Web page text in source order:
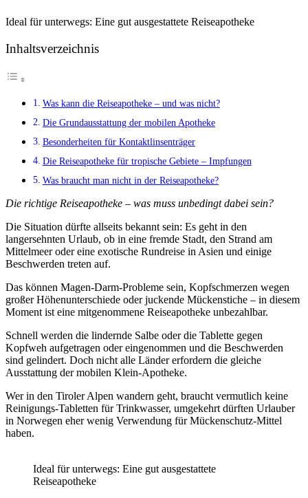
Ideal für unterwegs: Eine gut ausgestattete Reiseapotheke
Inhaltsverzeichnis
Was kann die Reiseapotheke – und was nicht?
Die Grundausstattung der mobilen Apotheke
Besonderheiten für Kontaktlinsenträger
Die Reiseapotheke für tropische Gebiete – Impfungen
Was braucht man nicht in der Reiseapotheke?
Die richtige Reiseapotheke – was muss unbedingt dabei sein?
Die Situation dürfte allseits bekannt sein: Es geht in den
langersehnten Urlaub, ob in eine fremde Stadt, den Strand am
Mittelmeer oder eine exotische Rundreise in Asien und einige
Beschwerden treten auf.
Das können Magen-Darm-Probleme sein, Kopfschmerzen wegen
großer Höhenunterschiede oder juckende Mückenstiche – in diesem
Moment ist eine mitgenommene Reiseapotheke unbezahlbar.
Schnell werden die lindernde Salbe oder die Tablette gegen
Kopfweh aufgetragen oder eingenommen und die Beschwerden
sind gelindert. Doch nicht alle Länder erfordern die gleiche
Ausstattung der mobilen Klein-Apotheke.
Wer in den Tiroler Alpen wandern geht, braucht vermutlich keine
Reinigungs-Tabletten für Trinkwasser, umgekehrt dürften Urlauber
in Norwegen eher wenig Verwendung für Mückenschutz-Mittel
haben.
Ideal für unterwegs: Eine gut ausgestattete
Reiseapotheke